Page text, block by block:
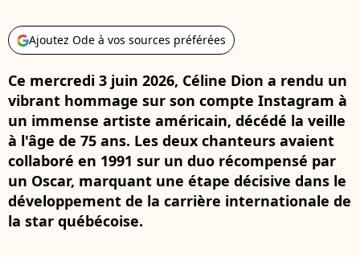
Ajoutez Ode à vos sources préférées
Ce mercredi 3 juin 2026, Céline Dion a rendu un
vibrant hommage sur son compte Instagram à
un immense artiste américain, décédé la veille
à l'âge de 75 ans. Les deux chanteurs avaient
collaboré en 1991 sur un duo récompensé par
un Oscar, marquant une étape décisive dans le
développement de la carrière internationale de
la star québécoise.